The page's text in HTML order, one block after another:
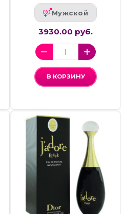
Мужской
3930.00 руб.
В КОРЗИНУ